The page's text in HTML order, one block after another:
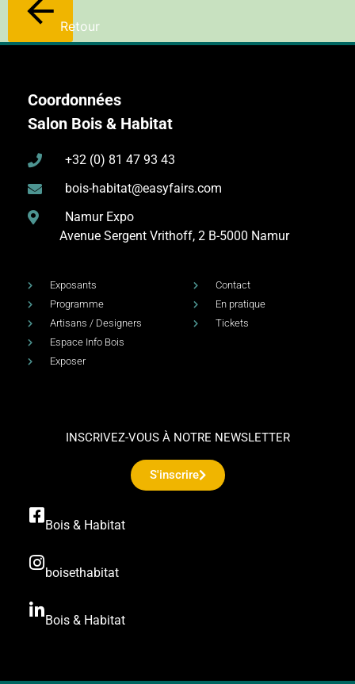
Retour
Coordonnées
Salon Bois & Habitat
+32 (0) 81 47 93 43
bois-habitat@easyfairs.com
Namur Expo
Avenue Sergent Vrithoff, 2 B-5000 Namur
Exposants
Programme
Artisans / Designers
Espace Info Bois
Exposer
Contact
En pratique
Tickets
INSCRIVEZ-VOUS À NOTRE NEWSLETTER
S'inscrire
Bois & Habitat
boisethabitat
Bois & Habitat